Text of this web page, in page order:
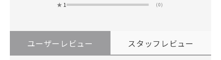
★ 1 (0)
ユーザーレビュー スタッフレビュー